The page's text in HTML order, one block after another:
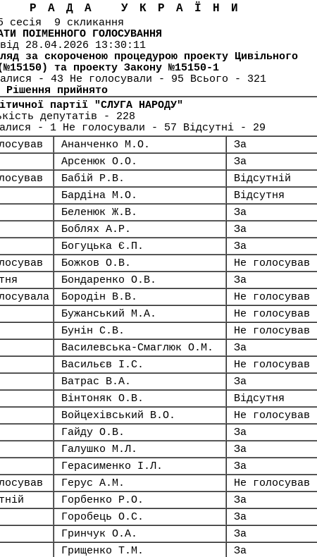
РАДА УКРАЇНИ
сесія 9 скликання
ПОІМЕННОГО ГОЛОСУВАННЯ
28.04.2026 13:30:11
за скороченою процедурою проекту Цивільного
та проекту Закону №15150-1
- 43 Не голосували - 95 Всього - 321
Рішення прийнято
партії "СЛУГА НАРОДУ"
депутатів - 228
- 1 Не голосували - 57 Відсутні - 29
Ананченко М.О.
За
Арсенюк О.О.
За
Бабій Р.В.
Відсутній
Бардіна М.О.
Відсутня
Беленюк Ж.В.
За
Боблях А.Р.
За
Богуцька Є.П.
За
Божков О.В.
Не голосував
Бондаренко О.В.
За
Бородін В.В.
Не голосував
Бужанський М.А.
Не голосував
Бунін С.В.
Не голосував
Василевська-Смаглюк О.М.
За
Васильєв І.С.
Не голосував
Ватрас В.А.
За
Вінтоняк О.В.
Відсутня
Войцехівський В.О.
Не голосував
Гайду О.В.
За
Галушко М.Л.
За
Герасименко І.Л.
За
Герус А.М.
Не голосував
Горбенко Р.О.
За
Горобець О.С.
За
Гринчук О.А.
За
Грищенко Т.М.
За